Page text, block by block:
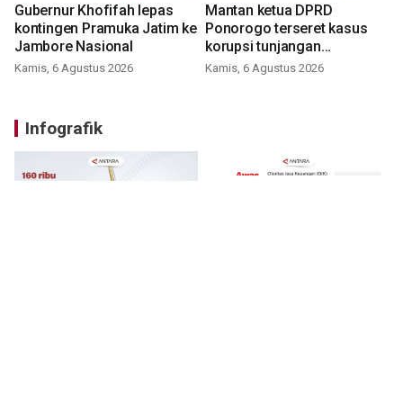
Gubernur Khofifah lepas
kontingen Pramuka Jatim ke
Jambore Nasional
Kamis, 6 Agustus 2026
Mantan ketua DPRD
Ponorogo terseret kasus
korupsi tunjangan
perumahan
Kamis, 6 Agustus 2026
Infografik